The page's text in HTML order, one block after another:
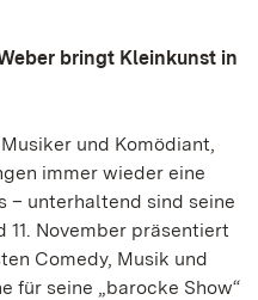
bringt Kleinkunst in
und Komödiant,
immer wieder eine
– unterhaltend sind seine
11. November präsentiert
Comedy, Musik und
für seine „barocke Show“